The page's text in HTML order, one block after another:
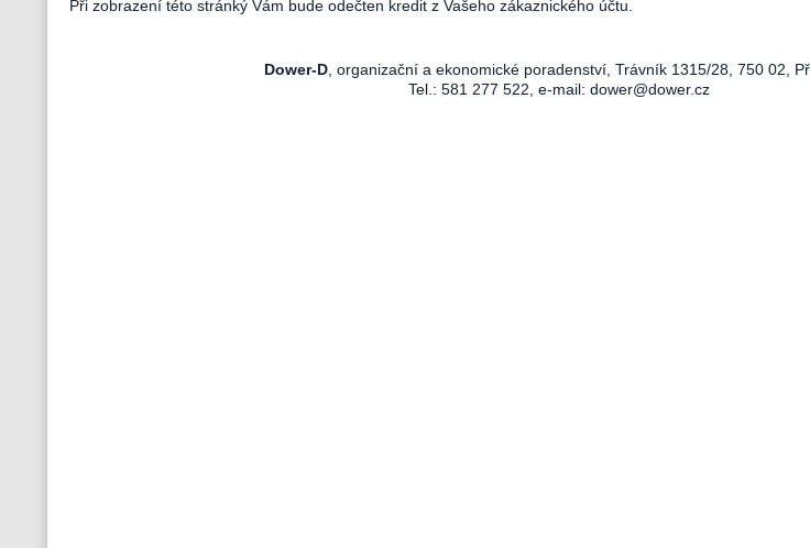
Při zobrazení této stránký Vám bude odečten kredit z Vašeho zákaznického účtu.
Dower-D , organizační a ekonomické poradenství, Trávník 1315/28, 750 02,
Tel.: 581 277 522, e-mail: dower@dower.cz